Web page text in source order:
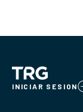
INICIAR SESION